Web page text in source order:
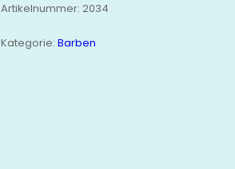
Artikelnummer: 2034
Kategorie: Barben